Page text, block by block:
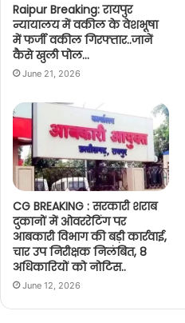
Raipur Breaking: रायपुर
न्यायालय में वकील के वेशभूषा
में फर्जी वकील गिरफ्तार..जानें
कैसे खुली पोल…
June 21, 2026
CG BREAKING : सरकारी शराब
दुकानों में ओवररेटिंग पर
आबकारी विभाग की बड़ी कार्रवाई,
चार उप निरीक्षक निलंबित, 8
अधिकारियों को नोटिस..
June 12, 2026